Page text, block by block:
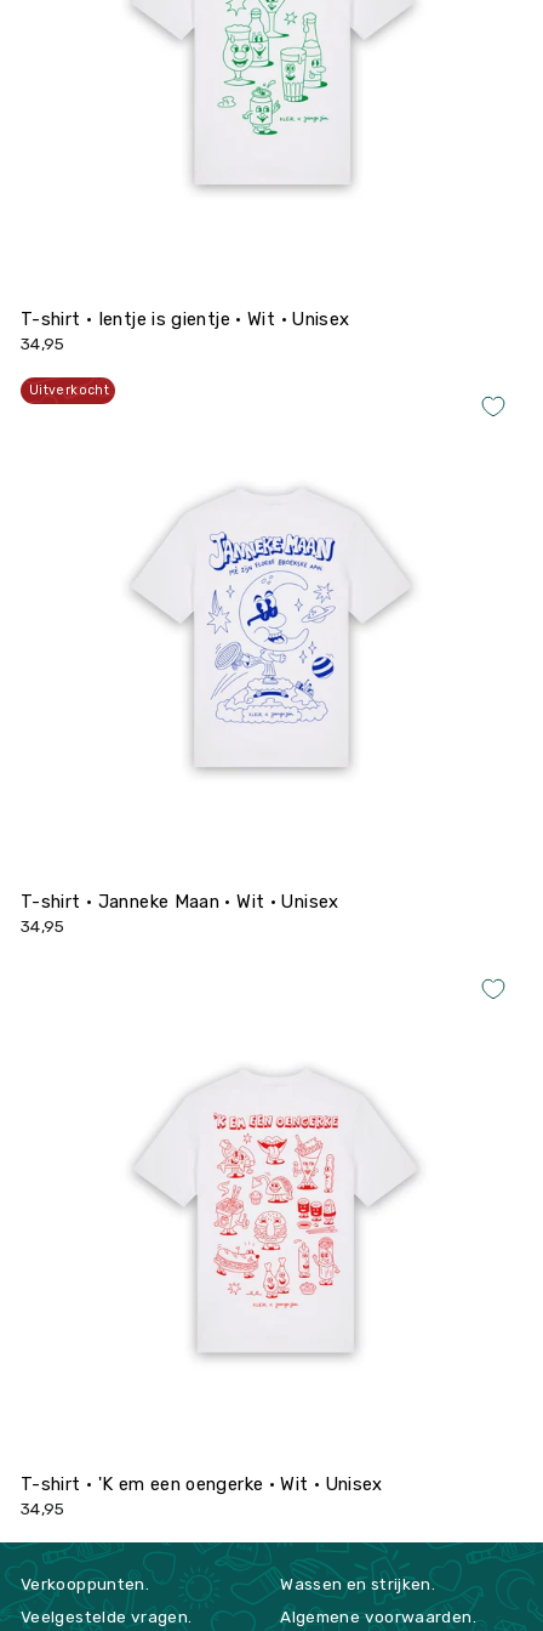
T-shirt • Ientje is gientje • Wit • Unisex
34,95
Uitverkocht
T-shirt • Janneke Maan • Wit • Unisex
34,95
T-shirt • 'K em een oengerke • Wit • Unisex
34,95
Verkooppunten.
Veelgestelde vragen.
Wassen en strijken.
Algemene voorwaarden.